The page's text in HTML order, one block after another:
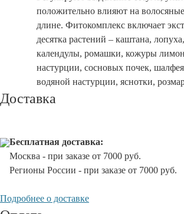
положительно влияют на
длине. Фитокомплекс включает
десятка растений – каштана,
календулы, ромашки, кожуры
настурции, сосновых почек,
водяной настурции, яснотки,
Доставка
Бесплатная доставка:
Москва - при заказе от 7000 руб.
Регионы России - при заказе от 7000 руб.
Подробнее о доставке